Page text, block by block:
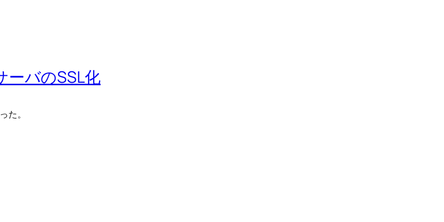
ーバのSSL化
た。